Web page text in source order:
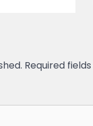
Required